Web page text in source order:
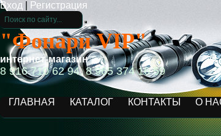
Вход Регистрация
"Фонари VIP"
интернет-магазин
8 916 710 62 94, 8 965 374 16 59
ГЛАВНАЯ КАТАЛОГ КОНТАКТЫ О